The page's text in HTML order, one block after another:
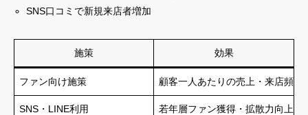
SNS口コミで新規来店者増加
施策 効果
ファン向け施策 顧客一人あたりの売上・来店頻度
SNS・LINE利用 若年層ファン獲得・拡散力向上